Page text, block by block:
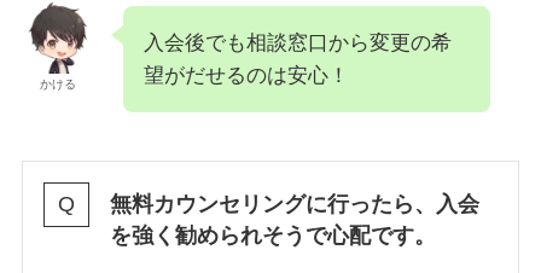
かける
入会後でも相談窓口から変更の希
望がだせるのは安心！
無料カウンセリングに行ったら、入会
を強く勧められそうで心配です。